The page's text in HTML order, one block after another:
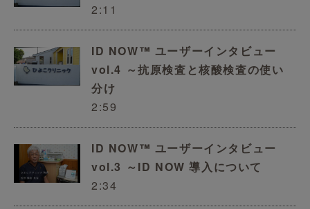
2:11
ID NOW™ ユーザーインタビュー
vol.4 ～抗原検査と核酸検査の使い
分け
2:59
ID NOW™ ユーザーインタビュー
vol.3 ～ID NOW 導入について
2:34